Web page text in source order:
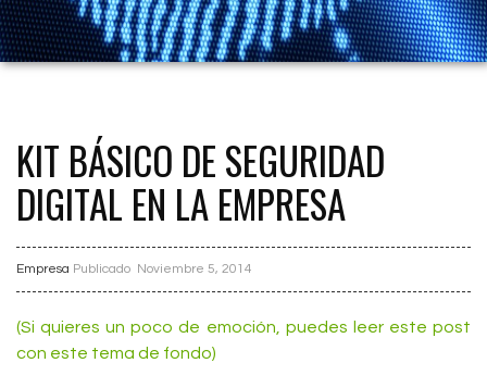
KIT BÁSICO DE SEGURIDAD
DIGITAL EN LA EMPRESA
Empresa Publicado Noviembre 5, 2014
(Si quieres un poco de emoción, puedes leer este post
con este tema de fondo)